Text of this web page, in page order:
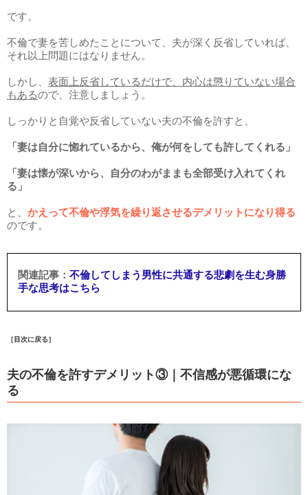
です。
不倫で妻を苦しめたことについて、夫が深く反省していれば、
それ以上問題にはなりません。
しかし、 表面上反省しているだけで、内心は懲りていない場合
もあるので、注意しましょう。
しっかりと自覚や反省していない夫の不倫を許すと、
「妻は自分に惚れているから、俺が何をしても許してくれる」
「妻は懐が深いから、自分のわがままも全部受け入れてくれ
る」
と、 かえって不倫や浮気を繰り返させるデメリットになり得る
のです。
不倫してしまう男性に共通する悲劇を生む身勝
手な思考はこちら
［目次に戻る］
夫の不倫を許すデメリット③｜不信感が悪循環にな
る